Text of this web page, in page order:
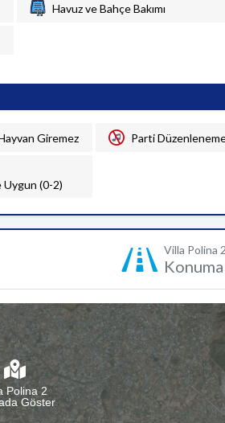
Havuz ve Bahçe Bakımı
Giremez Parti
Uygun (0-2)
Villa Polina
Polina 2
Göster